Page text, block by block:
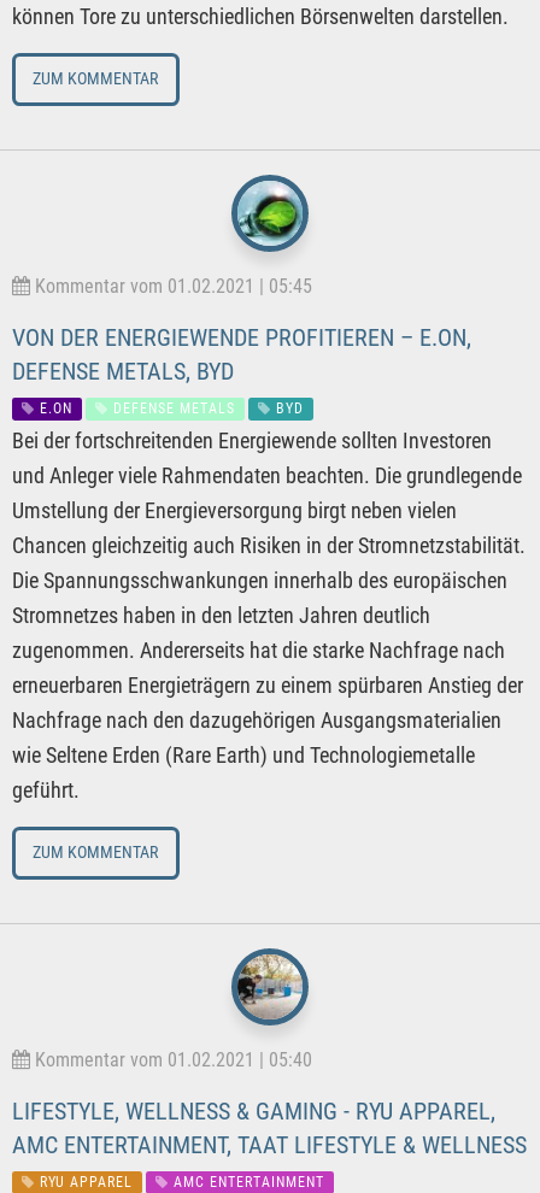
können Tore zu unterschiedlichen Börsenwelten darstellen.
ZUM KOMMENTAR
Kommentar vom 01.02.2021 | 05:45
VON DER ENERGIEWENDE PROFITIEREN – E.ON,
DEFENSE METALS, BYD
E.ON DEFENSE METALS BYD
Bei der fortschreitenden Energiewende sollten Investoren
und Anleger viele Rahmendaten beachten. Die grundlegende
Umstellung der Energieversorgung birgt neben vielen
Chancen gleichzeitig auch Risiken in der Stromnetzstabilität.
Die Spannungsschwankungen innerhalb des europäischen
Stromnetzes haben in den letzten Jahren deutlich
zugenommen. Andererseits hat die starke Nachfrage nach
erneuerbaren Energieträgern zu einem spürbaren Anstieg der
Nachfrage nach den dazugehörigen Ausgangsmaterialien
wie Seltene Erden (Rare Earth) und Technologiemetalle
geführt.
ZUM KOMMENTAR
Kommentar vom 01.02.2021 | 05:40
LIFESTYLE, WELLNESS & GAMING - RYU APPAREL,
AMC ENTERTAINMENT, TAAT LIFESTYLE & WELLNESS
RYU APPAREL
AMC ENTERTAINMENT